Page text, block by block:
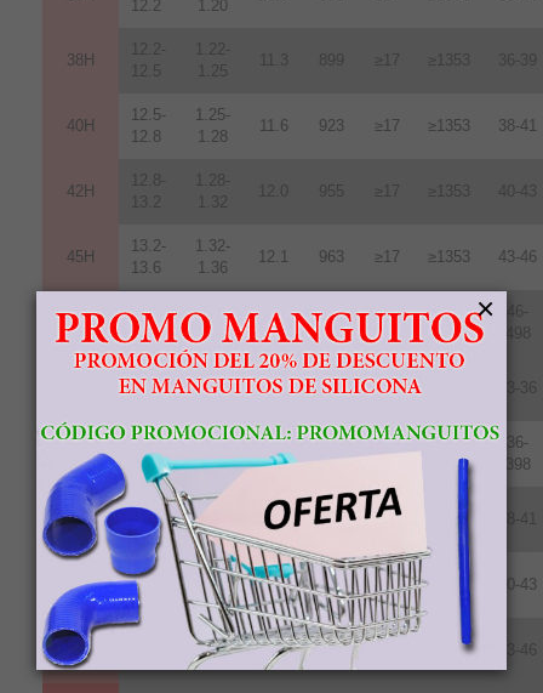
12.2
1.20
38H
12.2-
12.5
1.22-
1.25
11.3 899 ≥17 ≥1353 36-39
40H
12.5-
12.8
1.25-
1.28
11.6 923 ≥17 ≥1353 38-41
42H
12.8-
13.2
1.28-
1.32
12 0 955 ≥17 ≥1353 40-43
45H
13.2-
13.6
1.32-
1.36
12.1 963 ≥17 ≥1353 43-46
48H
13.7-
14.3
1.37-
1.43
12.5 995 ≥17 ≥1353
46-
498
11.7-
12.2
1.17-
1.22
11.0 876 ≥20 33-36
38SH
12.2-
12.5
1.22-
1.25
11.4 ≥20 ≥1592
36-
398
40SH
12.5-
12.8
1.24-
1.28
11.8 939 ≥20 ≥1592 38-41
42SH
12.8-
13.2
1.289-
1.32
12.4 987 ≥20 ≥1592 40-43
45SH
1.32-
1.38
12.6 1003 ≥1592 43-46
×